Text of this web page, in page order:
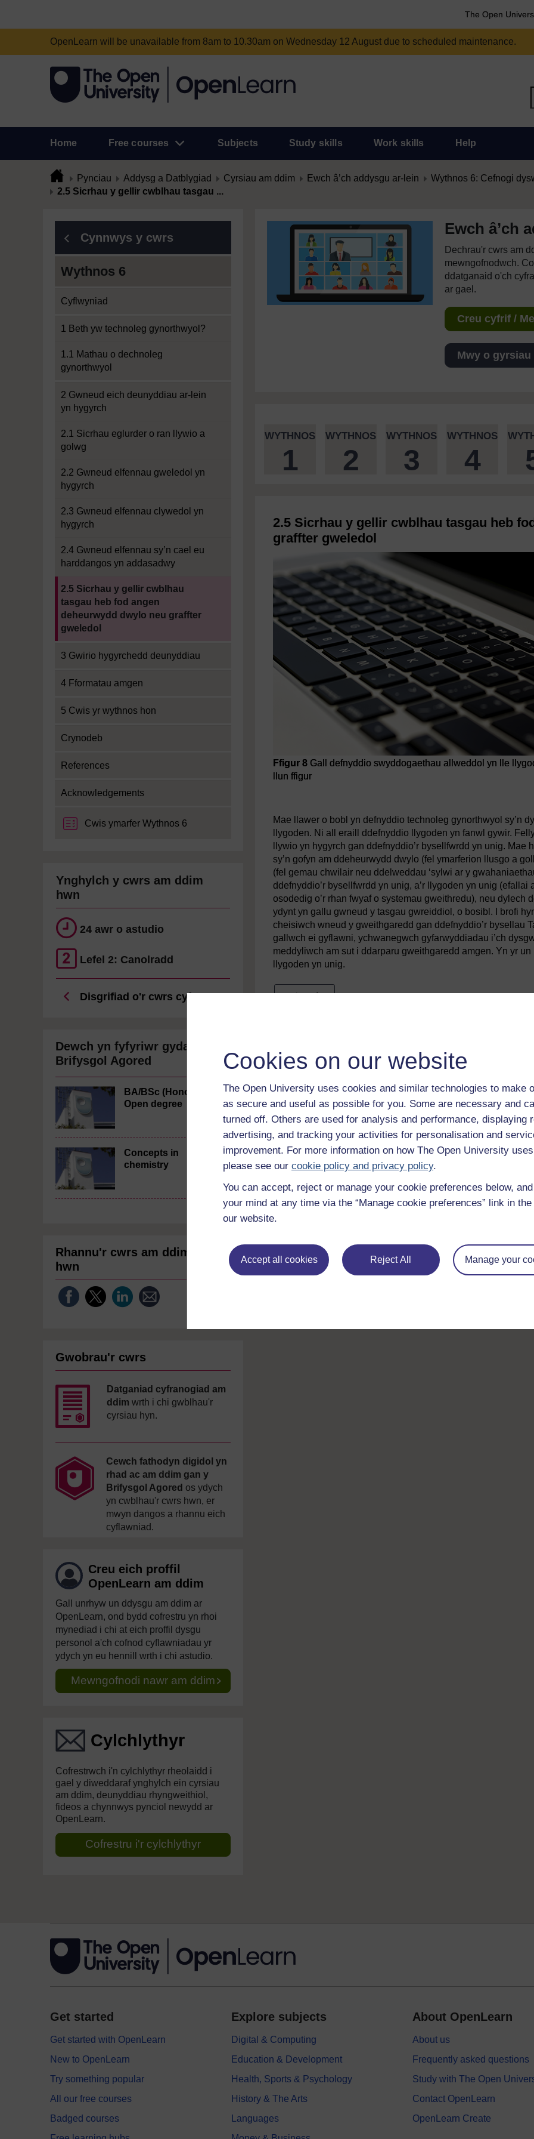
Cookies on our website
The Open University uses cookies and similar technologies to make
as secure and useful as possible for you. Some are necessary and
turned off. Others are used for analysis and performance, displaying
advertising, and tracking your activities for personalisation and
improvement. For more information on how The Open University
please see our cookie policy and privacy policy.
You can accept, reject or manage your cookie preferences below,
your mind at any time via the “Manage cookie preferences” link in
our website.
Accept all cookies Reject All Manage your
The Open
OpenLearn will be unavailable from 8am to 10.30am on Wednesday 12 August due to scheduled maintenance.
Home Free courses Subjects Study skills Work skills Help
Pynciau Addysg a Datblygiad Cyrsiau am ddim Ewch â’ch addysgu ar-lein
Wythnos 6: Cefnogi
2.5 Sicrhau y gellir cwblhau tasgau ...
Cynnwys y cwrs
Wythnos 6
Cyflwyniad
1 Beth yw technoleg gynorthwyol?
1.1 Mathau o dechnoleg
gynorthwyol
2 Gwneud eich deunyddiau ar-lein
yn hygyrch
2.1 Sicrhau eglurder o ran llywio a
golwg
2.2 Gwneud elfennau gweledol yn
hygyrch
2.3 Gwneud elfennau clywedol yn
hygyrch
2.4 Gwneud elfennau sy’n cael eu
harddangos yn addasadwy
2.5 Sicrhau y gellir cwblhau
tasgau heb fod angen
deheurwydd dwylo neu graffter
gweledol
3 Gwirio hygyrchedd deunyddiau
4 Fformatau amgen
5 Cwis yr wythnos hon
Crynodeb
References
Acknowledgements
Cwis ymarfer Wythnos 6
Ynghylch y cwrs am ddim
hwn
24 awr o astudio
Lefel 2: Canolradd
Disgrifiad o'r cwrs cyfan
Dewch yn fyfyriwr gyda’r
Brifysgol Agored
BA/BSc (Honours)
Open degree
Concepts in
chemistry
Rhannu'r cwrs am ddim
hwn
Gwobrau'r cwrs
Datganiad cyfranogiad am
ddim wrth i chi gwblhau'r
cyrsiau hyn.
Cewch fathodyn digidol yn
rhad ac am ddim gan y
Brifysgol Agored os ydych
yn cwblhau'r cwrs hwn, er
mwyn dangos a rhannu eich
cyflawniad.
Creu eich proffil
OpenLearn am ddim
Gall unrhyw un ddysgu am ddim ar
OpenLearn, ond bydd cofrestru yn rhoi
mynediad i chi at eich proffil dysgu
personol a'ch cofnod cyflawniadau yr
ydych yn eu hennill wrth i chi astudio.
Mewngofnodi nawr am ddim
Cylchlythyr
Cofrestrwch i'n cylchlythyr rheolaidd i
gael y diweddaraf ynghylch ein cyrsiau
am ddim, deunyddiau rhyngweithiol,
fideos a chynnwys pynciol newydd ar
OpenLearn.
Cofrestru i'r cylchlythyr
Ewch â’ch
Dechrau'r cwrs am
mewngofnodwch.
ddatganaid o'ch
ar gael.
Creu cyfrif /
Mwy o gyrsiau
WYTHNOS
1
WYTHNOS
2
WYTHNOS
3
WYTHNOS
4
2.5 Sicrhau y gellir cwblhau tasgau heb
graffter gweledol
Ffigur 8 Gall defnyddio swyddogaethau allweddol yn lle
llun ffigur
Mae llawer o bobl yn defnyddio technoleg gynorthwyol sy’n
llygoden. Ni all eraill ddefnyddio llygoden yn fanwl gywir.
llywio yn hygyrch gan ddefnyddio’r bysellfwrdd yn unig.
sy’n gofyn am ddeheurwydd dwylo (fel ymarferion llusgo a
(fel gemau chwilair neu ddelweddau ‘sylwi ar y
ddefnyddio’r bysellfwrdd yn unig, a’r llygoden yn unig (efallai
osodedig o’r rhan fwyaf o systemau gweithredu), neu dylech
ydynt yn gallu gwneud y tasgau gwreiddiol, o bosibl. I brofi
cheisiwch wneud y gweithgaredd gan ddefnyddio’r bysellau
gallwch ei gyflawni, ychwanegwch gyfarwyddiadau i’ch
meddyliwch am sut i ddarparu gweithgaredd amgen. Yn yr
llygoden yn unig.
Ewch â'ch dysgu ymhellach
Gall gwneud y penderfyniad i astudio fod yn gam mawr, a
ymddiried ynddi. Mae gan y Brifysgol Agored 50 mlynedd
170,000 o fyfyrwyr yn astudio gyda ni ar hyn o bryd.
Os ydych chi'n newydd i astudio ar lefel addysg uwch,
Ddim yn barod ar gyfer astudiaeth Prifysgol yna porwch
chofrestrwch i'n cylchlythyr i glywed am gyrsiau newydd
Bob blwyddyn, mae miloedd o fyfyrwyr yn penderfynu
Get started
Get started with OpenLearn
New to OpenLearn
Try something popular
All our free courses
Badged courses
Explore subjects
Digital & Computing
Education & Development
Health, Sports & Psychology
History & The Arts
Languages
About OpenLearn
About us
Frequently asked questions
Study with The Open
Contact OpenLearn
OpenLearn Create